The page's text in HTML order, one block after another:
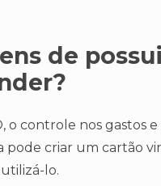
de
o controle nos gastos
pode criar um cartão
lo.